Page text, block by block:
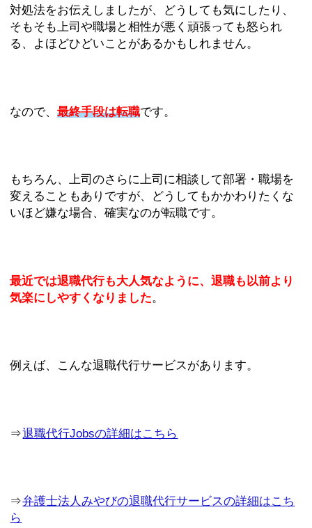
対処法をお伝えしましたが、どうしても気にしたり、
そもそも上司や職場と相性が悪く頑張っても怒られ
る、よほどひどいことがあるかもしれません。
なので、最終手段は転職です。
もちろん、上司のさらに上司に相談して部署・職場を
変えることもありですが、どうしてもかかわりたくな
いほど嫌な場合、確実なのが転職です。
最近では退職代行も大人気なように、退職も以前より
気楽にしやすくなりました。
例えば、こんな退職代行サービスがあります。
⇒退職代行Jobsの詳細はこちら
⇒弁護士法人みやびの退職代行サービスの詳細はこち
ら